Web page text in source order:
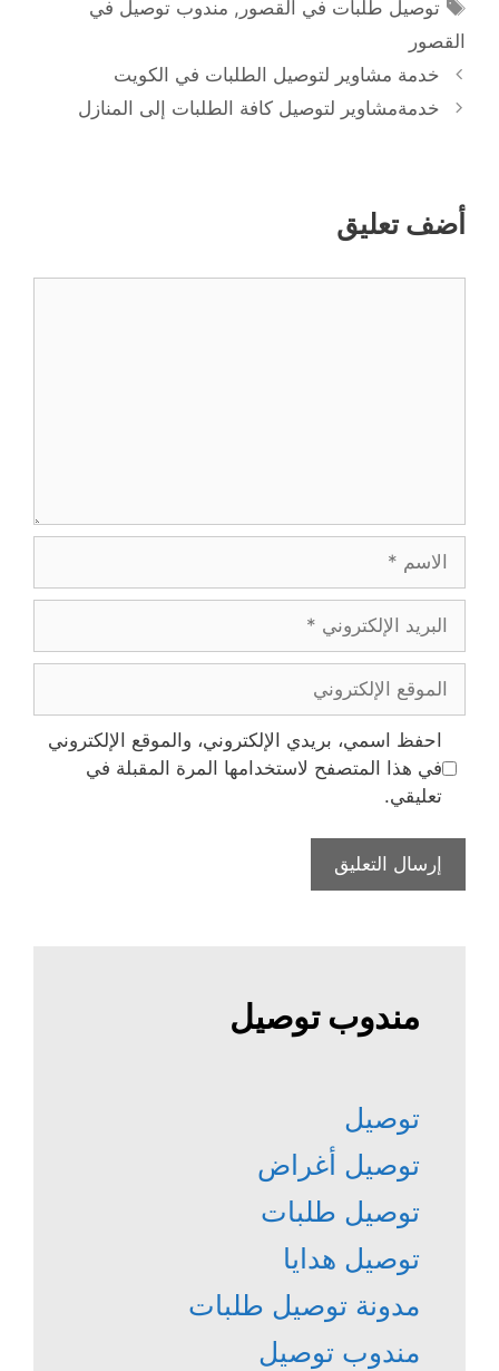
توصيل طلبات في القصور , مندوب توصيل في
القصور
خدمة مشاوير لتوصيل الطلبات في الكويت
خدمةمشاوير لتوصيل كافة الطلبات إلى المنازل
أضف تعليق
الإلكتروني
الإلكتروني
احفظ اسمي، بريدي الإلكتروني، والموقع الإلكتروني
في هذا المتصفح لاستخدامها المرة المقبلة في
تعليقي.
مندوب توصيل
توصيل
توصيل أغراض
توصيل طلبات
توصيل هدايا
مدونة توصيل طلبات
مندوب توصيل